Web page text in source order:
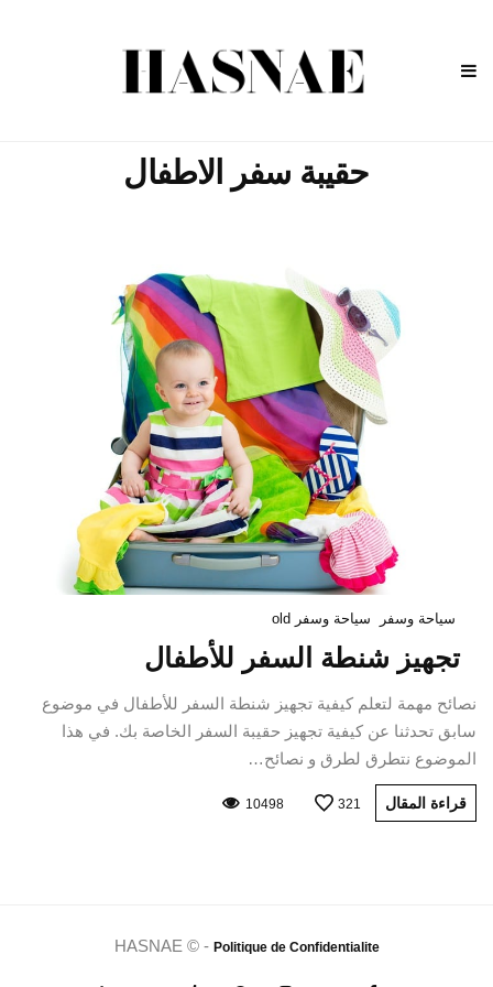
حقيبة سفر الاطفال
سياحة وسفر سياحة وسفر old
تجهيز شنطة السفر للأطفال
نصائح مهمة لتعلم كيفية تجهيز شنطة السفر للأطفال في موضوع
سابق تحدثنا عن كيفية تجهيز حقيبة السفر الخاصة بك. في هذا
الموضوع نتطرق لطرق و نصائح…
قراءة المقال 321
10498
HASNAE © - Politique de Confidentialite